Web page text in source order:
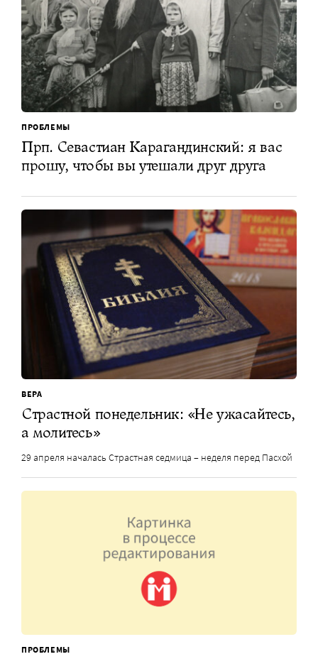
ПРОБЛЕМЫ
Прп. Севастиан Карагандинский: я вас
прошу, чтобы вы утешали друг друга
ВЕРА
Страстной понедельник: «Не ужасайтесь,
а молитесь»
29 апреля началась Страстная седмица – неделя перед Пасхой
ПРОБЛЕМЫ